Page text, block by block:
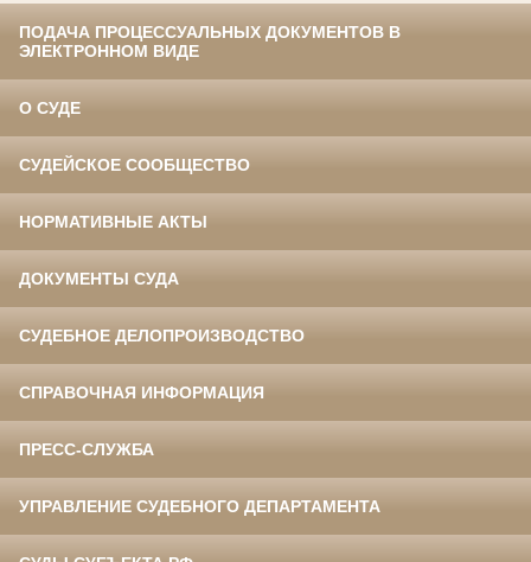
ПОДАЧА ПРОЦЕССУАЛЬНЫХ ДОКУМЕНТОВ В
ЭЛЕКТРОННОМ ВИДЕ
О СУДЕ
СУДЕЙСКОЕ СООБЩЕСТВО
НОРМАТИВНЫЕ АКТЫ
ДОКУМЕНТЫ СУДА
СУДЕБНОЕ ДЕЛОПРОИЗВОДСТВО
СПРАВОЧНАЯ ИНФОРМАЦИЯ
ПРЕСС-СЛУЖБА
УПРАВЛЕНИЕ СУДЕБНОГО ДЕПАРТАМЕНТА